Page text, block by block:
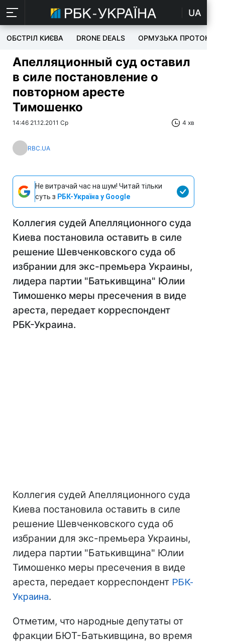
UA
ОБСТРІЛ КИЄВА DRONE DEALS ОРМУЗЬКА ПРОТОКА
Апелляционный суд оставил
в силе постановление о
повторном аресте
Тимошенко
14:46 21.12.2011 Ср 4 хв
RBC.UA
Не витрачай час на шум! Читай тільки
суть з РБК-Україна у Google
Коллегия судей Апелляционного суда
Киева постановила оставить в силе
решение Шевченковского суда об
избрании для экс-премьера Украины,
лидера партии "Батькивщина" Юлии
Тимошенко меры пресечения в виде
ареста, передает корреспондент
РБК-Украина.
Коллегия судей Апелляционного суда
Киева постановила оставить в силе
решение Шевченковского суда об
избрании для экс-премьера Украины,
лидера партии "Батькивщина" Юлии
Тимошенко меры пресечения в виде
ареста, передает корреспондент РБК-
Украина.
Отметим, что народные депутаты от
фракции БЮТ-Батькивщина, во время